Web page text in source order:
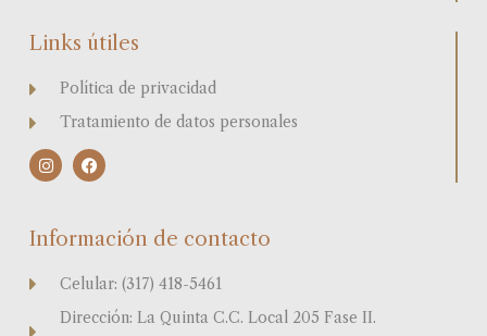
Links útiles
Política de privacidad
Tratamiento de datos personales
I
n
g
F
a
o
k
Información de contacto
Celular: (317) 418-5461
Dirección: La Quinta C.C. Local 205 Fase II.